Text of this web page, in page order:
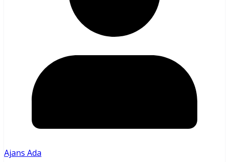
Ajans Ada